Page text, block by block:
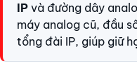
IP và đường dây
máy analog cũ, đầu
tổng đài IP, giúp giữ